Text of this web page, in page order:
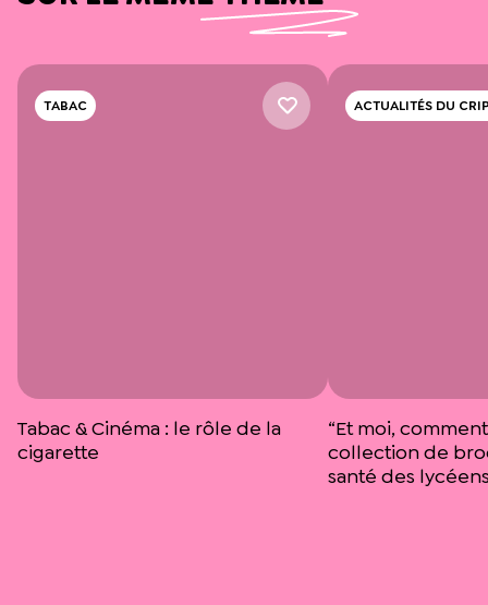
TABAC
Tabac & Cinéma : le rôle de la
cigarette
ACTUALITÉS DU
“Et moi,
collection de
santé des